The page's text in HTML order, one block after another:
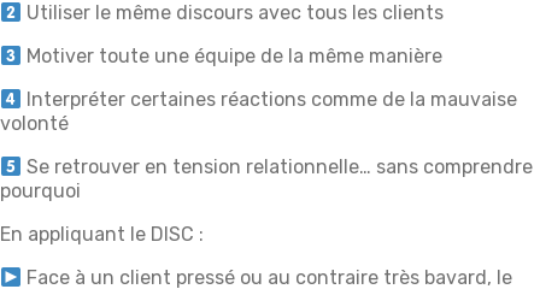
Utiliser le même discours avec tous les clients
Motiver toute une équipe de la même manière
Interpréter certaines réactions comme de la mauvaise
volonté
Se retrouver en tension relationnelle… sans comprendre
pourquoi
En appliquant le DISC :
Face à un client pressé ou au contraire très bavard, le